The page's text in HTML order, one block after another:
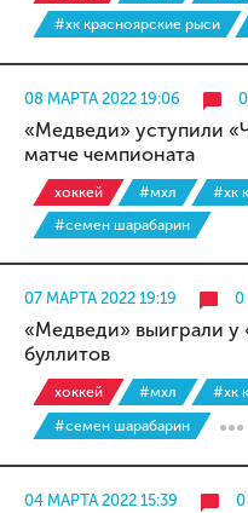
#хк красноярские рыси
08 МАРТА 2022 19:06 0
«Медведи» уступили
матче чемпионата
хоккей #мхл #хк
#семен шарабарин
07 МАРТА 2022 19:19 0
«Медведи» выиграли у
буллитов
хоккей #мхл #хк
#семен шарабарин
04 МАРТА 2022 15:39 0